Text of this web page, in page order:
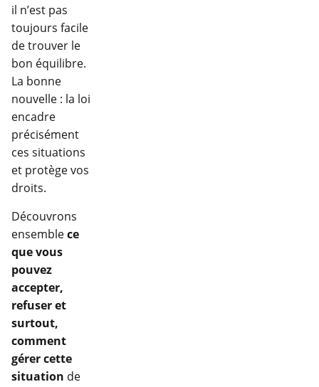
il n’est pas
toujours facile
de trouver le
bon équilibre.
La bonne
nouvelle : la loi
encadre
précisément
ces situations
et protège vos
droits.
Découvrons
ensemblece
que vous
pouvez
accepter,
refuser et
surtout,
comment
gérer cette
situation de